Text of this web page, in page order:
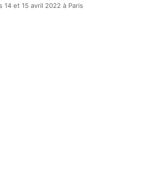
14 et 15 avril 2022 à Paris